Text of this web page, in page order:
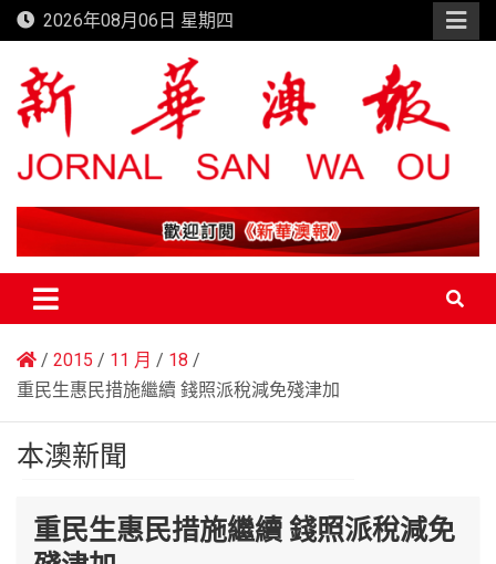
Skip
to
content
2026年08月06日 星期四
新華澳報
2015 11 月
18
重民生惠民措施繼續 錢照派稅減免殘津加
本澳新聞
重民生惠民措施繼續 錢照派稅減免